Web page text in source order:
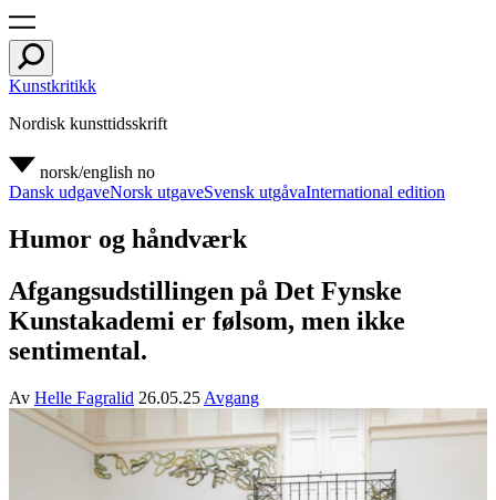
Kunstkritikk
Nordisk kunsttidsskrift
norsk/english no
Dansk udgaveNorsk utgaveSvensk utgåvaInternational edition
Humor og håndværk
Afgangsudstillingen på Det Fynske
Kunstakademi er følsom, men ikke
sentimental.
Av Helle Fagralid 26.05.25 Avgang